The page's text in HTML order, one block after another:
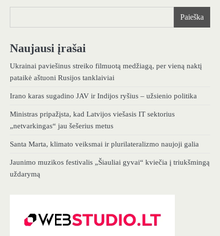
Paieška
Naujausi įrašai
Ukrainai paviešinus streiko filmuotą medžiagą, per vieną naktį
pataikė aštuoni Rusijos tanklaiviai
Irano karas sugadino JAV ir Indijos ryšius – užsienio politika
Ministras pripažįsta, kad Latvijos viešasis IT sektorius
„netvarkingas“ jau šešerius metus
Santa Marta, klimato veiksmai ir plurilateralizmo naujoji galia
Jaunimo muzikos festivalis „Šiauliai gyvai“ kviečia į triukšmingą
uždarymą